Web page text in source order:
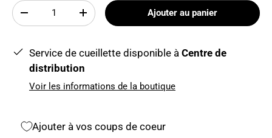
Qté
-
+ Ajouter au panier
Service de cueillette disponible à Centre de
distribution
Voir les informations de la boutique
Ajouter à vos coups de coeur